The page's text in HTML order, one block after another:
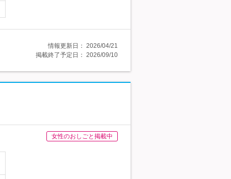
情報更新日： 2026/04/21
掲載終了予定日： 2026/09/10
女性のおしごと掲載中